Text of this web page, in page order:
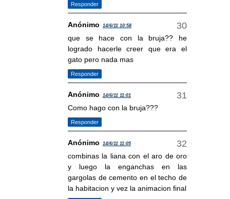
Responder
Anónimo 14/6/11 10:58
que se hace con la bruja?? he
logrado hacerle creer que era el
gato pero nada mas
Responder
Anónimo 14/6/11 11:01
Como hago con la bruja???
Responder
Anónimo 14/6/11 11:05
combinas la liana con el aro de oro
y luego la enganchas en las
gargolas de cemento en el techo de
la habitacion y vez la animacion final